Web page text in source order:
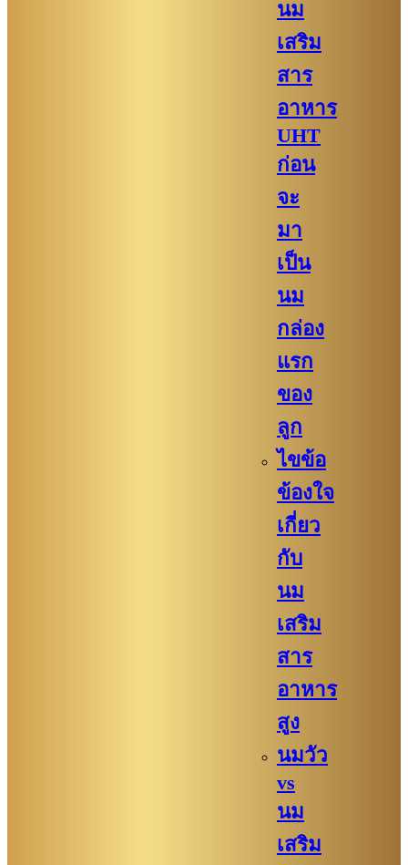
นม
เสริม
สาร
อาหาร
UHT
ก่อน
จะ
มา
เป็น
นม
กล่อง
แรก
ของ
ลูก
ไขข้อ
ข้องใจ
เกี่ยว
กับ
นม
เสริม
สาร
อาหาร
สูง
นมวัว
vs
นม
เสริม